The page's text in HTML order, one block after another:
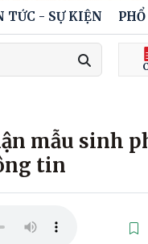
TỨC - SỰ KIỆN
mẫu sinh
tin